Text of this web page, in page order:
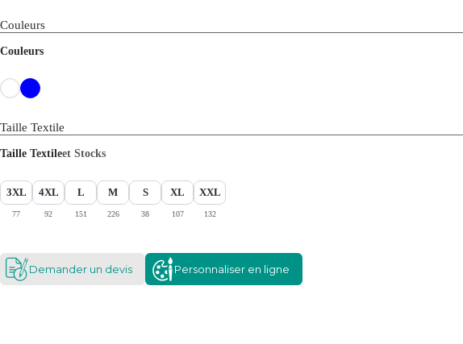
Couleurs
Couleurs
Taille Textile
Taille Textileet Stocks
3XL
77
4XL
92
L
151
M
226
S
38
XL
107
XXL
132
Demander un devis Personnaliser en ligne